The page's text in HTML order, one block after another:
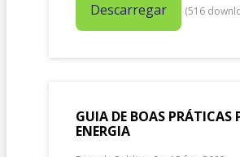
Descarregar (516
GUIA DE BOAS PRÁTICAS
ENERGIA